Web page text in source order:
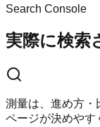
Search Console
実際に検索
測量は、進め方・
ページが決めやす